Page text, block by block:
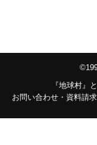
『地球村』
お問い合わせ・資料請求